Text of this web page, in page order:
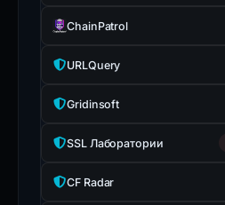
ChainPatrol
URLQuery
Gridinsoft
SSL Лаборатории
CF Radar